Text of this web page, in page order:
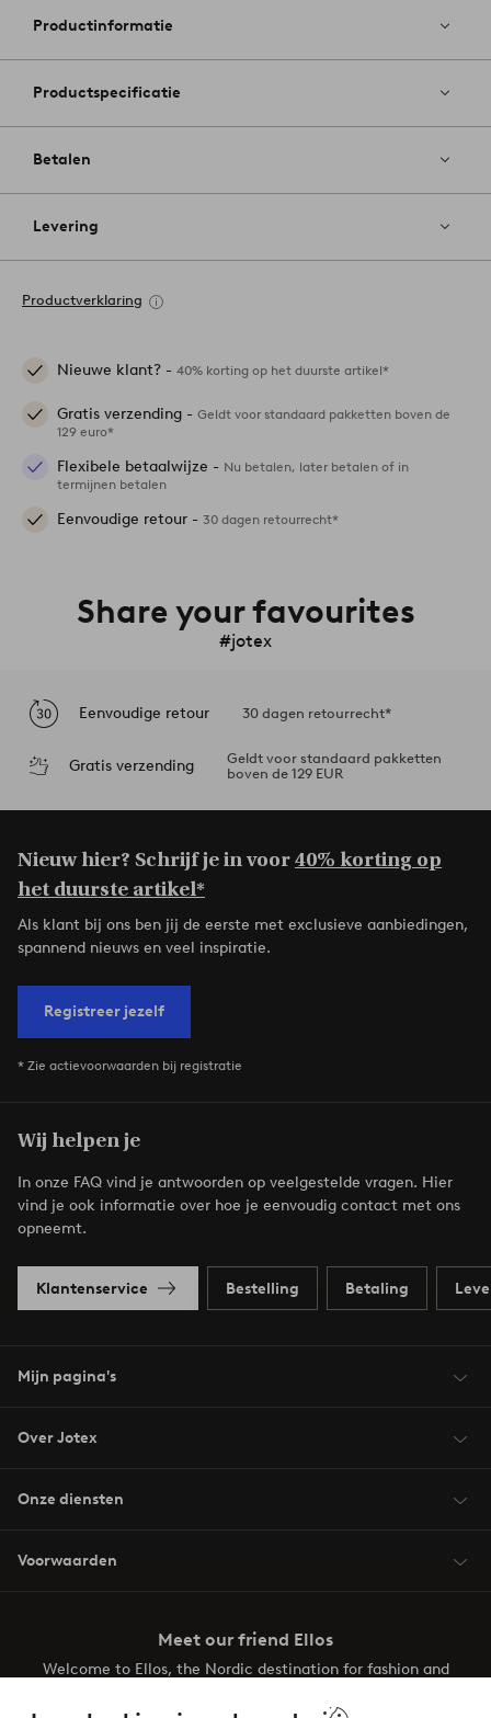
Productinformatie
Productspecificatie
Betalen
Levering
Productverklaring
Nieuwe klant? - 40% korting op het duurste artikel*
Gratis verzending - Geldt voor standaard pakketten boven de
129 euro*
Flexibele betaalwijze - Nu betalen, later betalen of in
termijnen betalen
Eenvoudige retour - 30 dagen retourrecht*
Share your favourites
#jotex
Eenvoudige retour 30 dagen retourrecht*
Gratis verzending
Geldt voor standaard pakketten
boven de 129 EUR
Nieuw hier? Schrijf je in voor40% korting op
het duurste artikel*
Als klant bij ons ben jij de eerste met exclusieve aanbiedingen,
spannend nieuws en veel inspiratie.
Registreer jezelf
* Zie actievoorwaarden bij registratie
Wij helpen je
In onze FAQ vind je antwoorden op veelgestelde vragen. Hier
vind je ook informatie over hoe je eenvoudig contact met ons
opneemt.
Klantenservice Bestelling Betaling
Mijn pagina's
Over Jotex
Onze diensten
Voorwaarden
Meet our friend Ellos
Welcome to Ellos, the Nordic destination for fashion and